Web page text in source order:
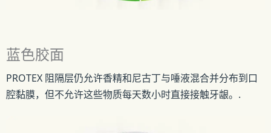
蓝色胶面
PROTEX 阻隔层仍允许香精和尼古丁与唾液混合并分布到口
腔黏膜，但不允许这些物质每天数小时直接接触牙龈。.